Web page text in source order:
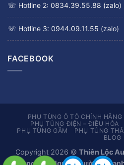
☏ Hotline 2: 0834.39.55.88 (zalo)
☏ Hotline 3: 0944.09.11.55 (zalo)
FACEBOOK
PHỤ TÙNG Ô TÔ CHÍNH HÃNG
PHỤ TÙNG ĐIỆN – ĐIỀU HÒA
PHỤ TÙNG GẦM
PHỤ TÙNG
BLOG
Copyright 2026 © Thiên Lộc